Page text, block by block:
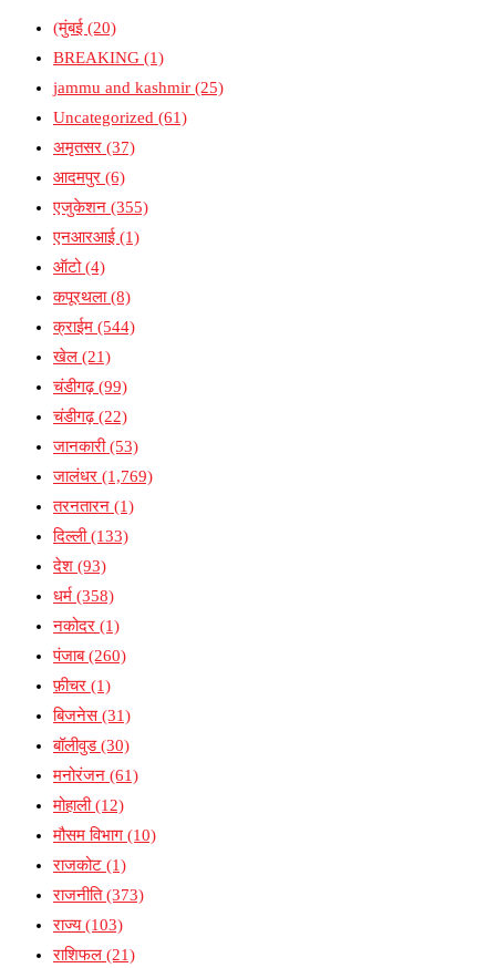
(मुंबई (20)
BREAKING (1)
jammu and kashmir (25)
Uncategorized (61)
अमृतसर (37)
आदमपुर (6)
एजुकेशन (355)
एनआरआई (1)
ऑटो(4)
कपूरथला(8)
क्राईम (544)
खेल (21)
चंडीगढ़(99)
चंडीगढ़(22)
जानकारी(53)
जालंधर (1,769)
तरनतारन (1)
दिल्ली(133)
देश (93)
धर्म (358)
नकोदर (1)
पंजाब(260)
फ़ीचर (1)
बिजनेस(31)
बॉलीवुड(30)
मनोरंजन (61)
मोहाली(12)
मौसम विभाग (10)
राजकोट (1)
राजनीति(373)
राज्य(103)
राशिफल (21)